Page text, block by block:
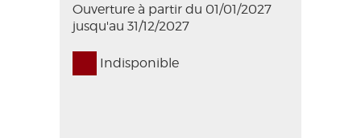
Ouverture à partir du 01/01/2027
jusqu'au 31/12/2027
Indisponible